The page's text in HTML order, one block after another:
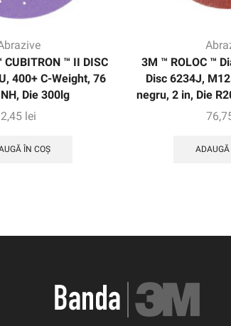
™ II DISC
400+ C-Weight, 76
Die 300lg
2,45 lei
ÎN COȘ
3M ™ ROLOC ™
Disc 6234J,
negru, 2 in, Die